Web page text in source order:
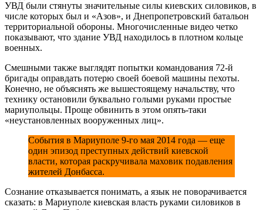
УВД были стянуты значительные силы киевских силовиков, в
числе которых был и «Азов», и Днепропетровский батальон
территориальной обороны. Многочисленные видео четко
показывают, что здание УВД находилось в плотном кольце
военных.
Смешными также выглядят попытки командования 72-й
бригады оправдать потерю своей боевой машины пехоты.
Конечно, не объяснять же вышестоящему начальству, что
технику остановили буквально голыми руками простые
мариупольцы. Проще обвинить в этом опять-таки
«неустановленных вооруженных лиц».
События в Мариуполе 9-го мая 2014 года — еще
один эпизод преступных действий киевской
власти, которая раскручивала маховик подавления
жителей Донбасса.
Сознание отказывается понимать, а язык не поворачивается
сказать: в Мариуполе киевская власть руками силовиков в